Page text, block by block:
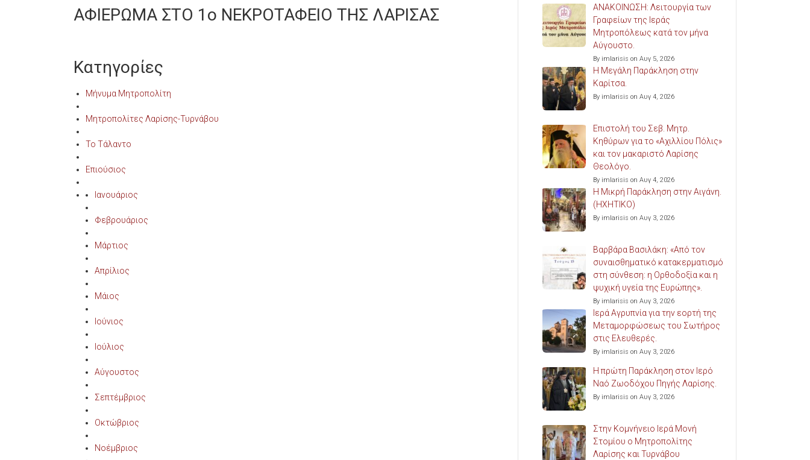
ΑΦΙΕΡΩΜΑ ΣΤΟ 1ο ΝΕΚΡΟΤΑΦΕΙΟ ΤΗΣ ΛΑΡΙΣΑΣ
Κατηγορίες
Μήνυμα Μητροπολίτη
Μητροπολίτες Λαρίσης-Τυρνάβου
Το Τάλαντο
Επιούσιος
Ιανουάριος
Φεβρουάριος
Μάρτιος
Απρίλιος
Μάιος
Ιούνιος
Ιούλιος
Αύγουστος
Σεπτέμβριος
Οκτώβριος
Νοέμβριος
ΑΝΑΚΟΙΝΩΣΗ: Λειτουργία των
Γραφείων της Ιεράς
Μητροπόλεως κατά τον μήνα
Αύγουστο.
By imlarisis on Αυγ 5, 2026
Η Μεγάλη Παράκληση στην
Καρίτσα.
By imlarisis on Αυγ 4, 2026
Επιστολή του Σεβ. Μητρ.
Κηθύρων για το «Αχιλλίου Πόλις»
και τον μακαριστό Λαρίσης
Θεολόγο.
By imlarisis on Αυγ 4, 2026
Η Μικρή Παράκληση στην Αιγάνη.
(ΗΧΗΤΙΚΟ)
By imlarisis on Αυγ 3, 2026
Βαρβάρα Βασιλάκη: «Από τον
συναισθηματικό κατακερματισμό
στη σύνθεση: η Ορθοδοξία και η
ψυχική υγεία της Ευρώπης».
By imlarisis on Αυγ 3, 2026
Ιερά Αγρυπνία για την εορτή της
Μεταμορφώσεως του Σωτήρος
στις Ελευθερές.
By imlarisis on Αυγ 3, 2026
Η πρώτη Παράκληση στον Ιερό
Ναό Ζωοδόχου Πηγής Λαρίσης.
By imlarisis on Αυγ 3, 2026
Στην Κομνήνειο Ιερά Μονή
Στομίου ο Μητροπολίτης
Λαρίσης και Τυρνάβου